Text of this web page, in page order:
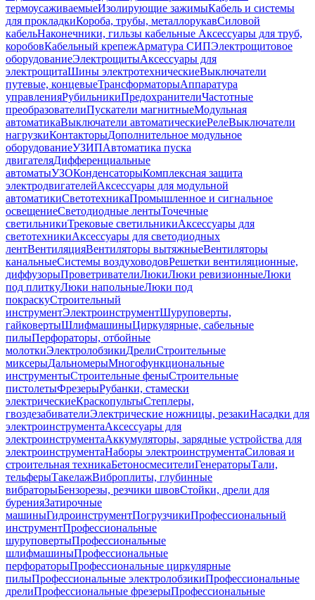
термоусаживаемыеИзолирующие зажимыКабель и системы
для прокладкиКороба, трубы, металлорукавСиловой
кабельНаконечники, гильзы кабельные Аксессуары для труб,
коробовКабельный крепежАрматура СИПЭлектрощитовое
оборудованиеЭлектрощитыАксессуары для
электрощитаШины электротехническиеВыключатели
путевые, концевыеТрансформаторыАппаратура
управленияРубильникиПредохранителиЧастотные
преобразователиПускатели магнитныеМодульная
автоматикаВыключатели автоматическиеРелеВыключатели
нагрузкиКонтакторыДополнительное модульное
оборудованиеУЗИПАвтоматика пуска
двигателяДифференциальные
автоматыУЗОКонденсаторыКомплексная защита
электродвигателейАксессуары для модульной
автоматикиСветотехникаПромышленное и сигнальное
освещениеСветодиодные лентыТочечные
светильникиТрековые светильникиАксессуары для
светотехникиАксессуары для светодиодных
лентВентиляцияВентиляторы вытяжныеВентиляторы
канальныеСистемы воздуховодовРешетки вентиляционные,
диффузорыПроветривателиЛюкиЛюки ревизионныеЛюки
под плиткуЛюки напольныеЛюки под
покраскуСтроительный
инструментЭлектроинструментШуруповерты,
гайковертыШлифмашиныЦиркулярные, сабельные
пилыПерфораторы, отбойные
молоткиЭлектролобзикиДрелиСтроительные
миксерыДальномерыМногофункциональные
инструментыСтроительные феныСтроительные
пистолетыФрезерыРубанки, стамески
электрическиеКраскопультыСтеплеры,
гвоздезабивателиЭлектрические ножницы, резакиНасадки для
электроинструментаАксессуары для
электроинструментаАккумуляторы, зарядные устройства для
электроинструментаНаборы электроинструментаСиловая и
строительная техникаБетоносмесителиГенераторыТали,
тельферыТакелажВиброплиты, глубинные
вибраторыБензорезы, резчики швовСтойки, дрели для
буренияЗатирочные
машиныГидроинструментПогрузчикиПрофессиональный
инструментПрофессиональные
шуруповертыПрофессиональные
шлифмашиныПрофессиональные
перфораторыПрофессиональные циркулярные
пилыПрофессиональные электролобзикиПрофессиональные
дрелиПрофессиональные фрезерыПрофессиональные